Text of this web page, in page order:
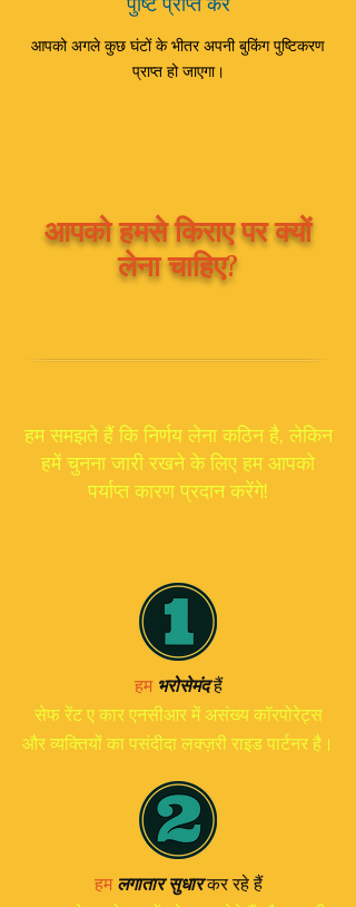
आपको अगले कुछ घंटों के भीतर अपनी बुकिंग पुष्टिकरण
प्राप्त हो जाएगा।
आपको हमसे किराए पर क्यों
लेना चाहिए?
हम समझते हैं कि निर्णय लेना कठिन है, लेकिन
हमें चुनना जारी रखने के लिए हम आपको
पर्याप्त कारण प्रदान करेंगे!
हम भरोसेमंदहैं
सेफ रेंट ए कार एनसीआर में असंख्य कॉरपोरेट्स
और व्यक्तियों का पसंदीदा लक्ज़री राइड पार्टनर है।
हम लगातार सुधारकर रहे हैं